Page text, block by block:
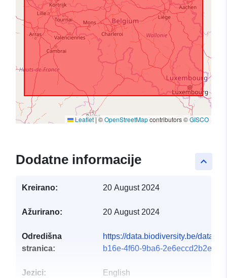
Leaflet|©OpenStreetMapcontributors ©GISCO
keyboard_arrow_up
Dodatne informacije
Kreirano: 20 August 2024
Ažurirano: 20 August 2024
Odredišna
stranica:
https://data.biodiversity.be/
b16e-4f60-9ba6-2e6eccd2b2e1
Jezici: English